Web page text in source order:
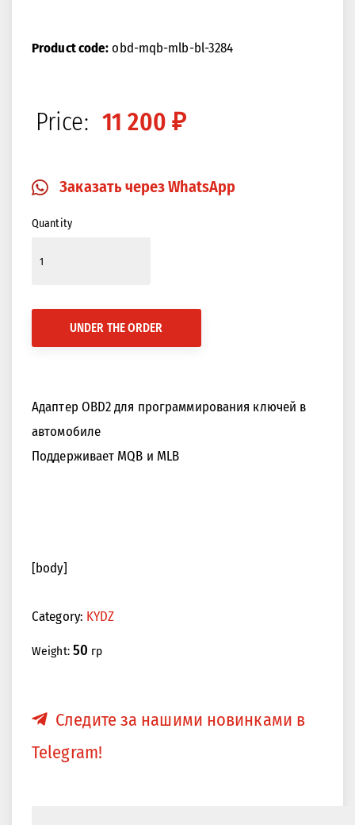
Product code: obd-mqb-mlb-bl-3284
Price: 11 200 ₽
Заказать через WhatsApp
Quantity
UNDER THE ORDER
Адаптер OBD2 для программирования ключей в
автомобиле
Поддерживает MQB и MLB
[body]
Category: KYDZ
Weight: 50 гр
Следите за нашими новинками в
Telegram!